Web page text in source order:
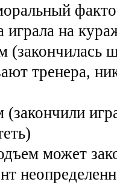
играла на
(закончилась
тренера,
(закончили
может